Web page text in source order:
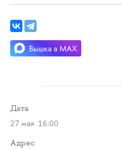
Дата
27 мая 16:00
Адрес